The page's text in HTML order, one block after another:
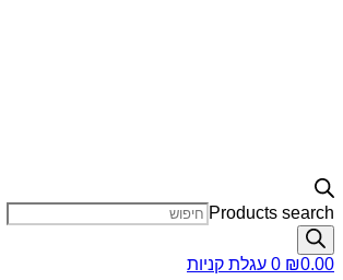
Products search
₪0.00
0 עגלת קניות